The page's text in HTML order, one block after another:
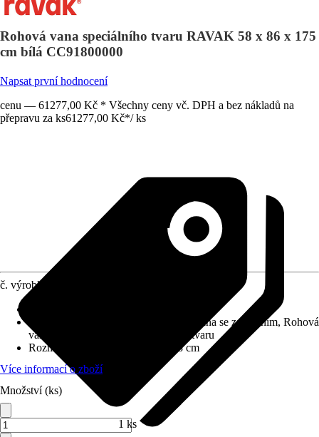
Rohová vana speciálního tvaru RAVAK 58 x 86 x 175
cm bílá CC91800000
Napsat první hodnocení
cenu — 61277,00 Kč * Všechny ceny vč. DPH a bez nákladů na
přepravu za ks61277,00 Kč*/ ks
č. výrobku
Oválná vana, Obdélníková vana se zaoblením, Rohová
vana, Koupelnová vana speciálního tvaru
Rozměry (DxŠxV)
175 x 86 x 58 cm
Více informací o zboží
Množství (ks)
1 ks